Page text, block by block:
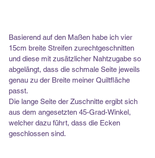
Basierend auf den Maßen habe ich vier
15cm breite Streifen zurechtgeschnitten
und diese mit zusätzlicher Nahtzugabe so
abgelängt, dass die schmale Seite jeweils
genau zu der Breite meiner Quiltfläche
passt.
Die lange Seite der Zuschnitte ergibt sich
aus dem angesetzten 45-Grad-Winkel,
welcher dazu führt, dass die Ecken
geschlossen sind.